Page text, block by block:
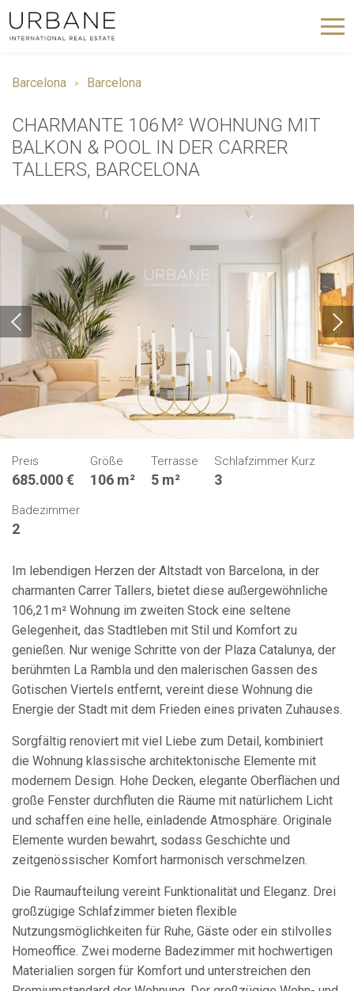
Barcelona Barcelona
CHARMANTE 106 M² WOHNUNG MIT
BALKON & POOL IN DER CARRER
TALLERS, BARCELONA
Preis
685.000 €
Größe
106 m²
Terrasse
5 m²
Schlafzimmer Kurz
3
Badezimmer
2
Im lebendigen Herzen der Altstadt von Barcelona, in der
charmanten Carrer Tallers, bietet diese außergewöhnliche
106,21 m² Wohnung im zweiten Stock eine seltene
Gelegenheit, das Stadtleben mit Stil und Komfort zu
genießen. Nur wenige Schritte von der Plaza Catalunya, der
berühmten La Rambla und den malerischen Gassen des
Gotischen Viertels entfernt, vereint diese Wohnung die
Energie der Stadt mit dem Frieden eines privaten Zuhauses.
Sorgfältig renoviert mit viel Liebe zum Detail, kombiniert
die Wohnung klassische architektonische Elemente mit
modernem Design. Hohe Decken, elegante Oberflächen und
große Fenster durchfluten die Räume mit natürlichem Licht
und schaffen eine helle, einladende Atmosphäre. Originale
Elemente wurden bewahrt, sodass Geschichte und
zeitgenössischer Komfort harmonisch verschmelzen.
Die Raumaufteilung vereint Funktionalität und Eleganz. Drei
großzügige Schlafzimmer bieten flexible
Nutzungsmöglichkeiten für Ruhe, Gäste oder ein stilvolles
Homeoffice. Zwei moderne Badezimmer mit hochwertigen
Materialien sorgen für Komfort und unterstreichen den